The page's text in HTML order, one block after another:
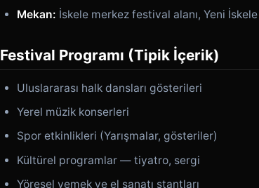
Mekan: İskele merkez festival alanı, Yeni İskele
Festival Programı (Tipik İçerik)
Uluslararası halk dansları gösterileri
Yerel müzik konserleri
Spor etkinlikleri (Yarışmalar, gösteriler)
Kültürel programlar — tiyatro, sergi
Yöresel yemek ve el sanatı stantları